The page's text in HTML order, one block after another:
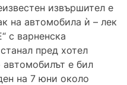
извършител е
на автомобила ѝ – лек
с варненска
пред хотел
автомобилът е бил
на 7 юни около